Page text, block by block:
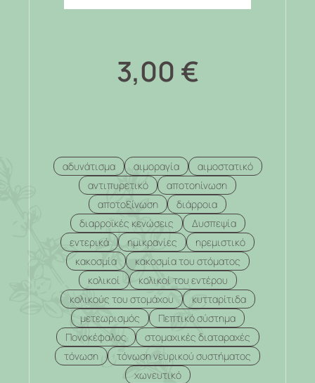
3,00 €
αδυνάτισμα αιμοραγία
αιμοστατικό
αντιπυρετικό
αποτοηίνωση
αποτοξίνωση
διάρροια
διαρροϊκές κενώσεις
Δυσπεψία
εντερικά
ημικρανίες
ηρεμιστικό
κακοσμία
κακοσμία του στόματος
κολικοί
κολικοί του εντέρου
κολικούς του στομάχου
κυτταρίτιδα
μετεωρισμός
Πεπτικό σύστημα
Πονοκέφαλος
στομαχικές διαταραχές
τόνωση
τόνωση νευρικού συστήματος
χωνευτικό